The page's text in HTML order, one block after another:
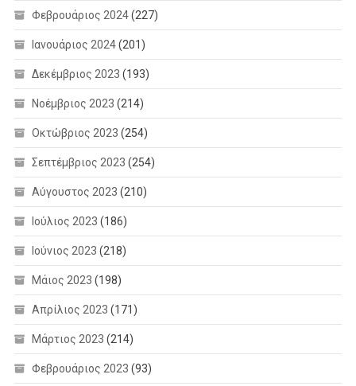
Φεβρουάριος 2024(227)
Ιανουάριος 2024(201)
Δεκέμβριος 2023 (193)
Νοέμβριος 2023 (214)
Οκτώβριος 2023 (254)
Σεπτέμβριος 2023 (254)
Αύγουστος 2023 (210)
Ιούλιος 2023 (186)
Ιούνιος 2023 (218)
Μάιος 2023 (198)
Απρίλιος 2023 (171)
Μάρτιος 2023 (214)
Φεβρουάριος 2023 (93)